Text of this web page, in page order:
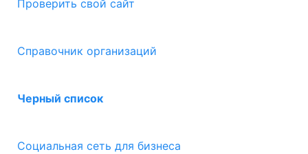
Проверить свой сайт
Справочник организаций
Черный список
Социальная сеть для бизнеса